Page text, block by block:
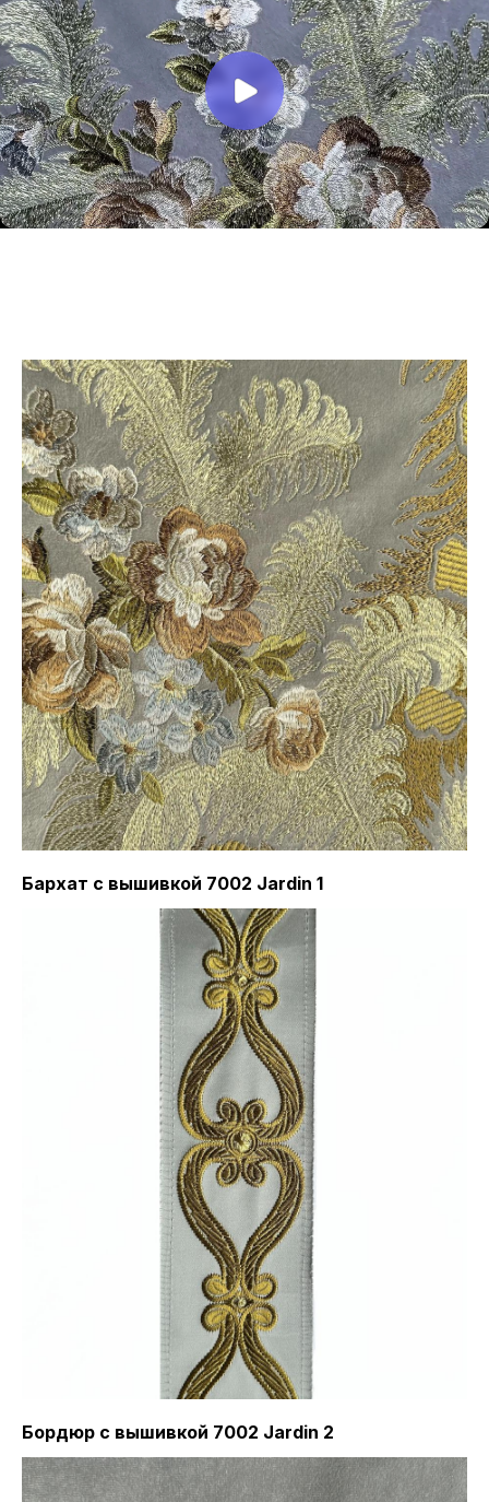
Бархат с вышивкой 7002 Jardin 1
Бордюр с вышивкой 7002 Jardin 2